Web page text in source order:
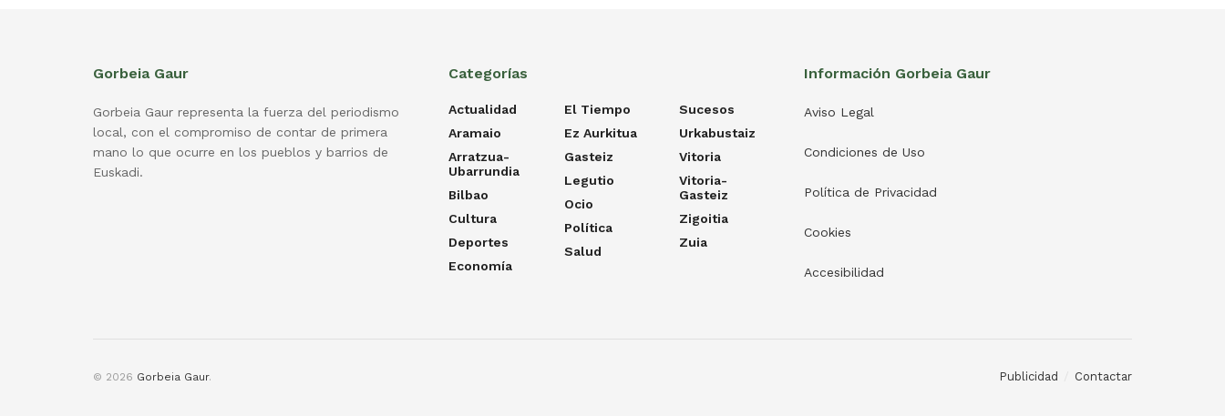
Gorbeia Gaur
Gorbeia Gaur representa la fuerza del periodismo
local, con el compromiso de contar de primera
mano lo que ocurre en los pueblos y barrios de
Euskadi.
Categorías
Actualidad
Aramaio
Arratzua-
Ubarrundia
Bilbao
Cultura
Deportes
Economía
El Tiempo
Ez Aurkitua
Gasteiz
Legutio
Ocio
Política
Salud
Sucesos
Urkabustaiz
Vitoria
Vitoria-
Gasteiz
Zigoitia
Zuia
Información Gorbeia Gaur
Aviso Legal
Condiciones de Uso
Política de Privacidad
Cookies
Accesibilidad
Publicidad Contactar
© 2026 Gorbeia Gaur.